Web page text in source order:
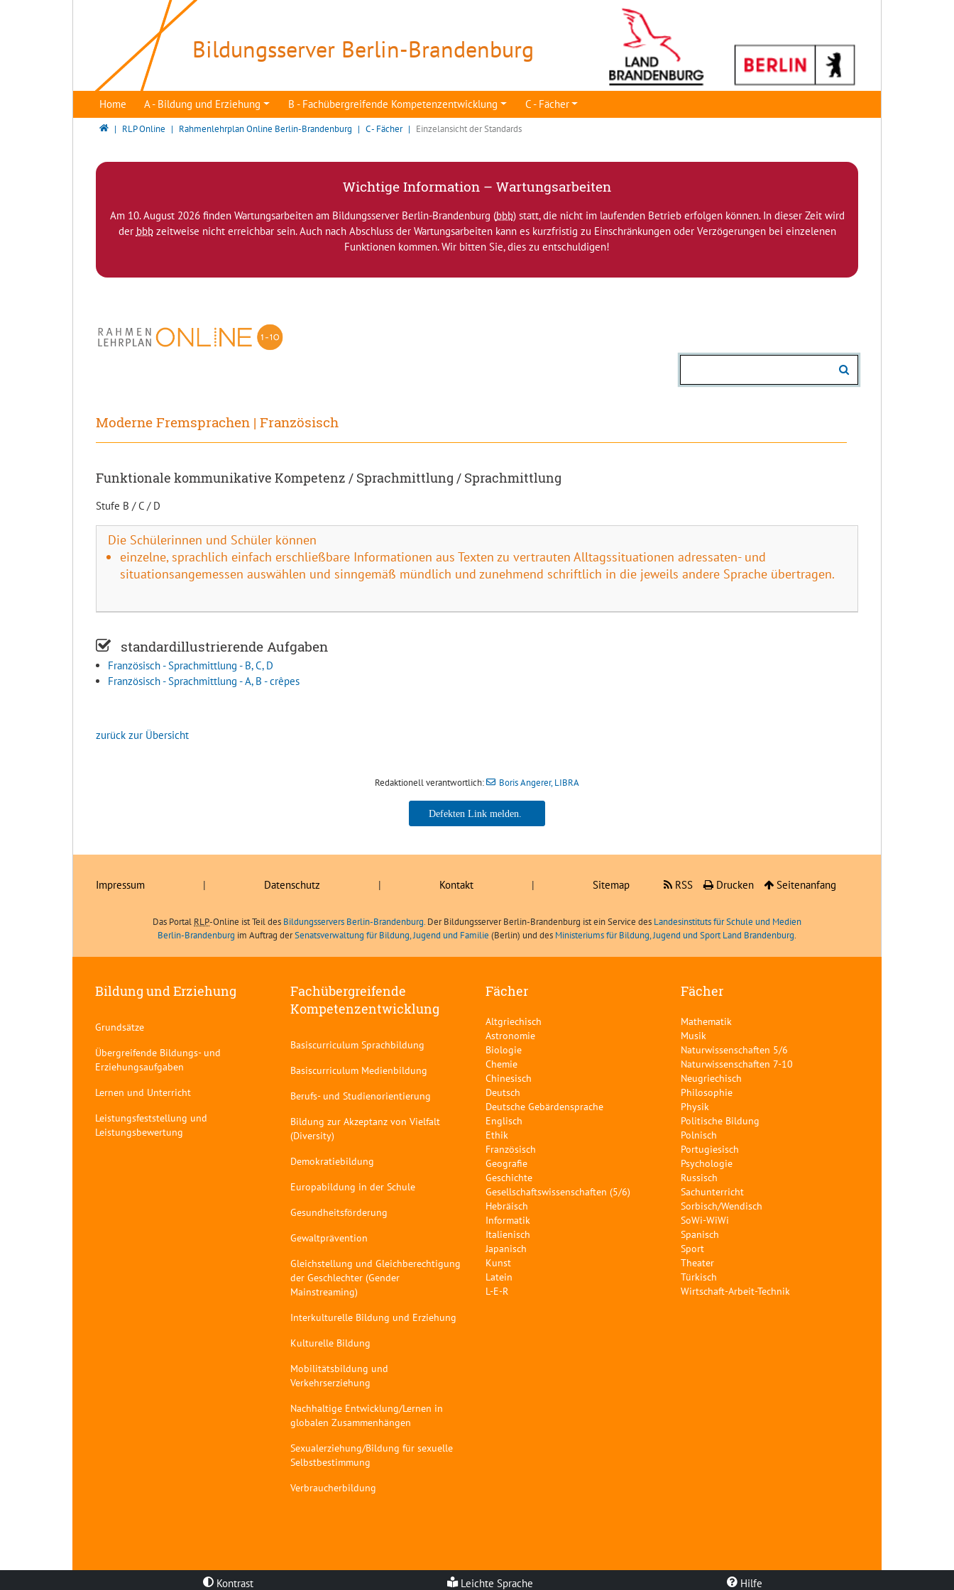
Kontrast Leichte Sprache Hilfe
Bildungsserver Berlin-Brandenburg
Home A - Bildung und Erziehung B - Fachübergreifende Kompetenzentwicklung C - Fächer
Bildungsserver Berlin - Brandenburg
RLP Online Rahmenlehrplan Online Berlin-Brandenburg C - Fächer Einzelansicht der Standards
Wichtige Information – Wartungsarbeiten
Am 10. August 2026 finden Wartungsarbeiten am Bildungsserver Berlin-Brandenburg (bbb) statt, die nicht im laufenden Betrieb erfolgen können. In dieser Zeit wird
der bbbzeitweise nicht erreichbar sein. Auch nach Abschluss der Wartungsarbeiten kann es kurzfristig zu Einschränkungen oder Verzögerungen bei einzelenen
Funktionen kommen. Wir bitten Sie, dies zu entschuldigen!
Moderne Fremsprachen | Französisch
Funktionale kommunikative Kompetenz / Sprachmittlung / Sprachmittlung
Stufe B / C / D
Die Schülerinnen und Schüler können
einzelne, sprachlich einfach erschließbare Informationen aus Texten zu vertrauten Alltagssituationen adressaten- und
situationsangemessen auswählen und sinngemäß mündlich und zunehmend schriftlich in die jeweils andere Sprache übertragen.
standardillustrierende Aufgaben
Französisch - Sprachmittlung - B, C, D
Französisch - Sprachmittlung - A, B - crêpes
zurück zur Übersicht
Redaktionell verantwortlich: Boris Angerer, LIBRA
Boris Angerer, LIBRA
Impressum | Datenschutz | Kontakt | Sitemap RSS Drucken Seitenanfang
Das Portal RLP-Online ist Teil des Bildungsservers Berlin-Brandenburg. Der Bildungsserver Berlin-Brandenburg ist ein Service des Landesinstituts für Schule und Medien
Berlin-Brandenburg im Auftrag derSenatsverwaltung für Bildung, Jugend und Familie (Berlin) und des Ministeriums für Bildung, Jugend und Sport Land Brandenburg.
Bildung und Erziehung
Grundsätze
Übergreifende Bildungs- und
Erziehungsaufgaben
Lernen und Unterricht
Leistungsfeststellung und
Leistungsbewertung
Fachübergreifende
Kompetenzentwicklung
Basiscurriculum Sprachbildung
Basiscurriculum Medienbildung
Berufs- und Studienorientierung
Bildung zur Akzeptanz von Vielfalt
(Diversity)
Demokratiebildung
Europabildung in der Schule
Gesundheitsförderung
Gewaltprävention
Gleichstellung und Gleichberechtigung
der Geschlechter (Gender
Mainstreaming)
Interkulturelle Bildung und Erziehung
Kulturelle Bildung
Mobilitätsbildung und
Verkehrserziehung
Nachhaltige Entwicklung/Lernen in
globalen Zusammenhängen
Sexualerziehung/Bildung für sexuelle
Selbstbestimmung
Verbraucherbildung
Fächer
Altgriechisch
Astronomie
Biologie
Chemie
Chinesisch
Deutsch
Deutsche Gebärdensprache
Englisch
Ethik
Französisch
Geografie
Geschichte
Gesellschaftswissenschaften (5/6)
Hebräisch
Informatik
Italienisch
Japanisch
Kunst
Latein
L-E-R
Fächer
Mathematik
Musik
Naturwissenschaften 5/6
Naturwissenschaften 7-10
Neugriechisch
Philosophie
Physik
Politische Bildung
Polnisch
Portugiesisch
Psychologie
Russisch
Sachunterricht
Sorbisch/Wendisch
SoWi-WiWi
Spanisch
Sport
Theater
Türkisch
Wirtschaft-Arbeit-Technik